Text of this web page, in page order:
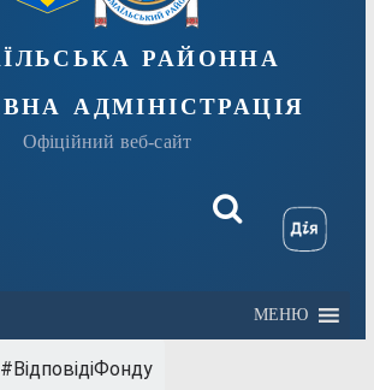
районна
адміністрація
Офіційний веб-сайт
МЕНЮ
#ВідповідіФонду